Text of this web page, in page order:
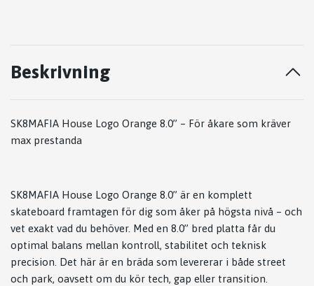
Beskrivning
SK8MAFIA House Logo Orange 8.0” – För åkare som kräver
max prestanda
SK8MAFIA House Logo Orange 8.0” är en komplett
skateboard framtagen för dig som åker på högsta nivå – och
vet exakt vad du behöver. Med en 8.0” bred platta får du
optimal balans mellan kontroll, stabilitet och teknisk
precision. Det här är en bräda som levererar i både street
och park, oavsett om du kör tech, gap eller transition.